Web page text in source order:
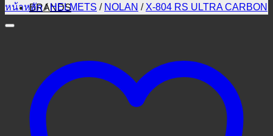
BRANDS
หน้าหลัก / HELMETS / NOLAN / X-804 RS ULTRA CARBON